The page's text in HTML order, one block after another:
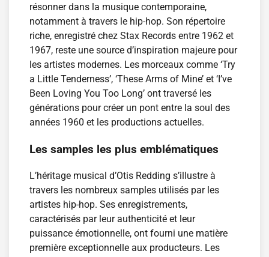
résonner dans la musique contemporaine,
notamment à travers le hip-hop. Son répertoire
riche, enregistré chez Stax Records entre 1962 et
1967, reste une source d’inspiration majeure pour
les artistes modernes. Les morceaux comme ‘Try
a Little Tenderness’, ‘These Arms of Mine’ et ‘I’ve
Been Loving You Too Long’ ont traversé les
générations pour créer un pont entre la soul des
années 1960 et les productions actuelles.
Les samples les plus emblématiques
L’héritage musical d’Otis Redding s’illustre à
travers les nombreux samples utilisés par les
artistes hip-hop. Ses enregistrements,
caractérisés par leur authenticité et leur
puissance émotionnelle, ont fourni une matière
première exceptionnelle aux producteurs. Les